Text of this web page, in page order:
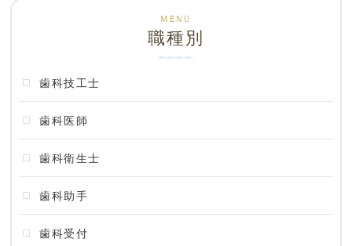
職種別
歯科技工士
歯科医師
歯科衛生士
歯科助手
歯科受付